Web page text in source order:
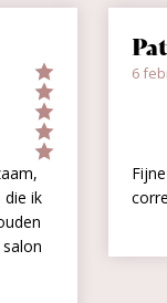
die ik
de salon